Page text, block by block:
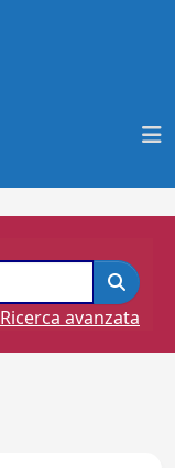
Ricerca avanzata